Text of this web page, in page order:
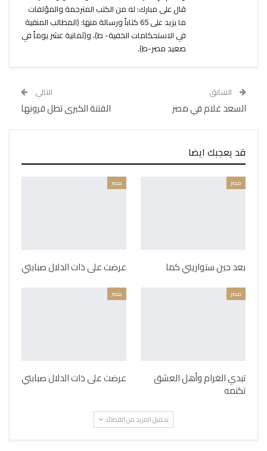
قال على مبارك: له من الكتب المترجمة والمؤلفات
ما يزيد على 65 كتاباً ورسالة منها: (المطالب المنفية
في الاستحكامات الخفية- ط)، و(ثمانية عشر يوماً في
صعيد مصر-ط).
السابق
السعد غلام في مصر
التالي
الفتنة الكبرى تطل قرونها
قد يعجبك ايضا
مصر
بعد حين ستواريني كما
مصر
عرضت على ذات الدلال صبابتي
مصر
تبدي الغرام وأهل العشق
تكتمه
مصر
عرضت على ذات الدلال صبابتي
تحميل المزيد من القصائد